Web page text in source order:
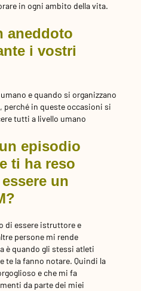
in ogni ambito della vita.
aneddoto
i vostri
e quando si organizzano
perché in queste occasioni si
tutti a livello umano
episodio
ti ha reso
un
di essere istruttore e
persone mi rende
è quando gli stessi atleti
te la fanno notare. Quindi la
e che mi fa
da parte dei miei